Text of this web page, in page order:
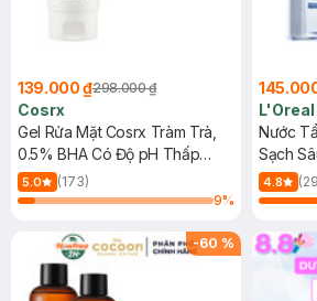
139.000 ₫298.000 ₫
Cosrx
Gel Rửa Mặt Cosrx Tràm Trà,
0.5% BHA Có Độ pH Thấp
150ml
5.0
(173)
9%
L'Oreal
Nước
Sạch
4.8
-60 %